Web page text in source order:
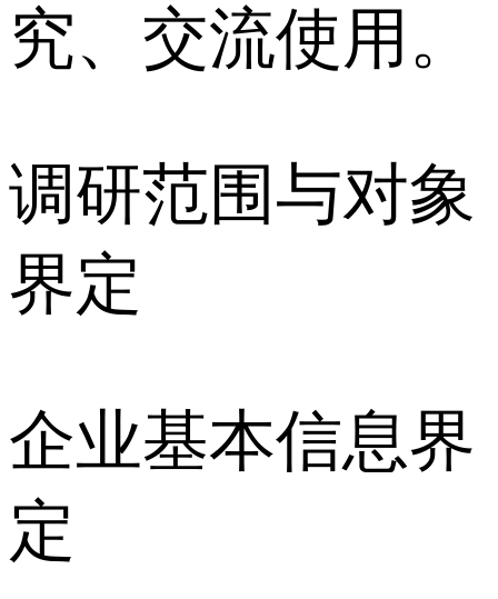
究、交流使用。
调研范围与对象
界定
企业基本信息界
定